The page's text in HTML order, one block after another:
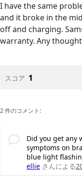
I have the same
and it broke in the
off and charging.
warranty. Any
スコア 1
2 件のコメント:
Did you get any
symptoms on
blue light
ellie さんによる